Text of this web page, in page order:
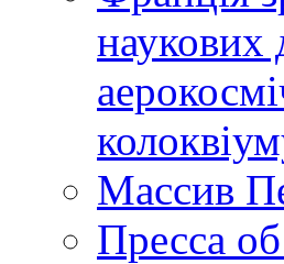
наукових
Массив
Пресса